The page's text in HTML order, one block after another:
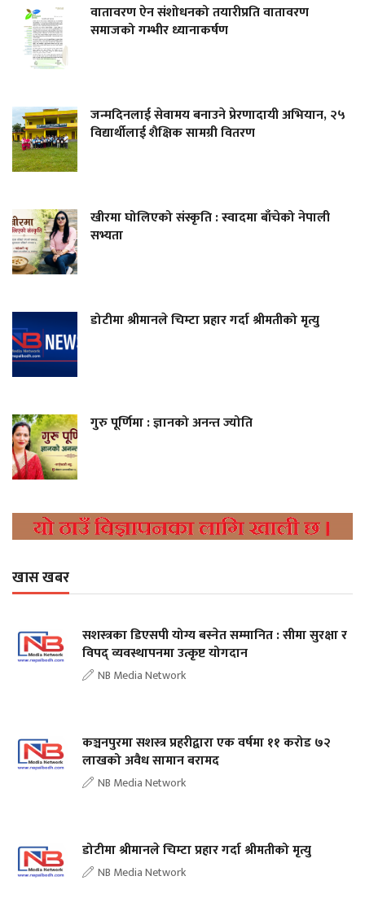
वातावरण ऐन संशोधनको तयारीप्रति वातावरण
समाजको गम्भीर ध्यानाकर्षण
जन्मदिनलाई सेवामय बनाउने प्रेरणादायी अभियान, २५
विद्यार्थीलाई शैक्षिक सामग्री वितरण
खीरमा घोलिएको संस्कृति : स्वादमा बाँचेको नेपाली
सभ्यता
डोटीमा श्रीमानले चिम्टा प्रहार गर्दा श्रीमतीको मृत्यु
गुरु पूर्णिमा : ज्ञानको अनन्त ज्योति
खास खबर
सशस्त्रका डिएसपी योग्य बस्नेत सम्मानित : सीमा सुरक्षा र
विपद् व्यवस्थापनमा उत्कृष्ट योगदान
NB Media Network
कञ्चनपुरमा सशस्त्र प्रहरीद्वारा एक वर्षमा ११ करोड ७२
लाखको अवैध सामान बरामद
NB Media Network
डोटीमा श्रीमानले चिम्टा प्रहार गर्दा श्रीमतीको मृत्यु
NB Media Network